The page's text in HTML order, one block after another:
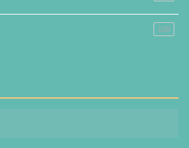
158